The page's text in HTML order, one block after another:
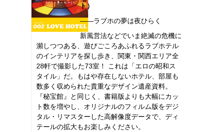
ト）
――ラブホの夢は夜ひらく
新風営法などでいま絶滅の危機に
瀕しつつある、遊びごころあふれるラブホテル
のインテリアを探し歩き、関東・関西エリア全
28軒で撮影した73室！ これは「エロの昭和ス
タイル」だ。もはや存在しないホテル、部屋も
数多く収められた貴重なデザイン遺産資料。
『秘宝館』と同じく、書籍版よりも大幅にカッ
ト数を増やし、オリジナルのフィルム版をデジ
タル・リマスターした高解像度データで、ディ
テールの拡大もお楽しみください。